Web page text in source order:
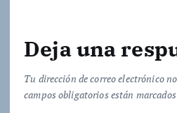
Deja una
Tu dirección de correo electrónico
campos obligatorios están